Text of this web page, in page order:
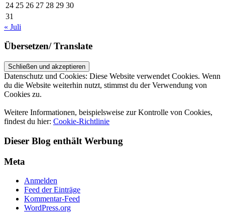
24 25 26 27 28 29 30
31
« Juli
Übersetzen/ Translate
Datenschutz und Cookies: Diese Website verwendet Cookies. Wenn
du die Website weiterhin nutzt, stimmst du der Verwendung von
Cookies zu.
Weitere Informationen, beispielsweise zur Kontrolle von Cookies,
findest du hier: Cookie-Richtlinie
Dieser Blog enthält Werbung
Meta
Anmelden
Feed der Einträge
Kommentar-Feed
WordPress.org